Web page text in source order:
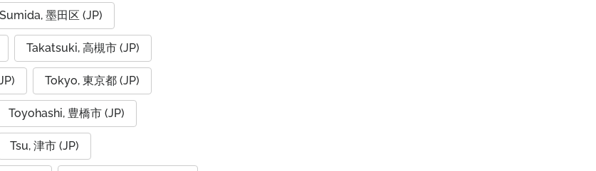
Sumida, 墨田区 (JP)
Takatsuki, 高槻市 (JP)
Tokyo, 東京都 (JP)
Toyohashi, 豊橋市 (JP)
Tsu, 津市 (JP)